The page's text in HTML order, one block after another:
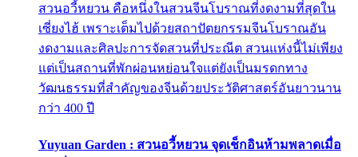
สวนอวี้หยวน คือหนึ่งในสวนจีนโบราณที่งดงามที่สุดใน
เซี่ยงไฮ้ เพราะเต็มไปด้วยสถาปัตยกรรมจีนโบราณอัน
งดงามและศิลปะการจัดสวนที่ประณีต สวนแห่งนี้ไม่เพียง
แต่เป็นสถานที่พักผ่อนหย่อนใจแต่ยังเป็นมรดกทาง
วัฒนธรรมที่สำคัญของจีนด้วยประวัติศาสตร์อันยาวนาน
กว่า 400 ปี
Yuyuan Garden : สวนอวี้หยวน จุดเช็กอินห้ามพลาดเมื่อ